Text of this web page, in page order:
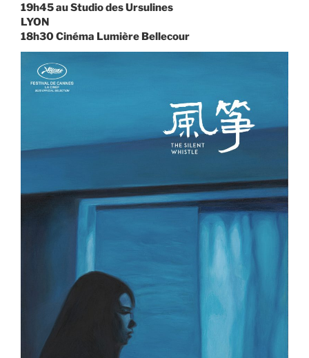
19h45 au Studio des Ursulines
LYON
18h30 Cinéma Lumière Bellecour